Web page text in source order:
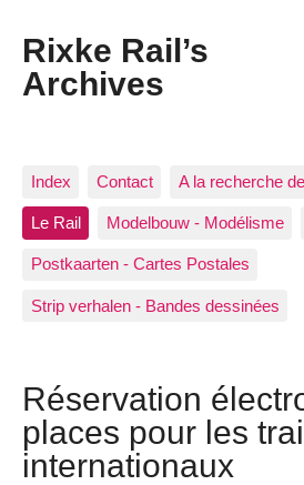
Rixke Rail’s
Archives
Index Contact A la recherche
Le Rail Modelbouw - Modélisme
Postkaarten - Cartes Postales
Strip verhalen - Bandes dessinées
Réservation
places pour les
internationaux